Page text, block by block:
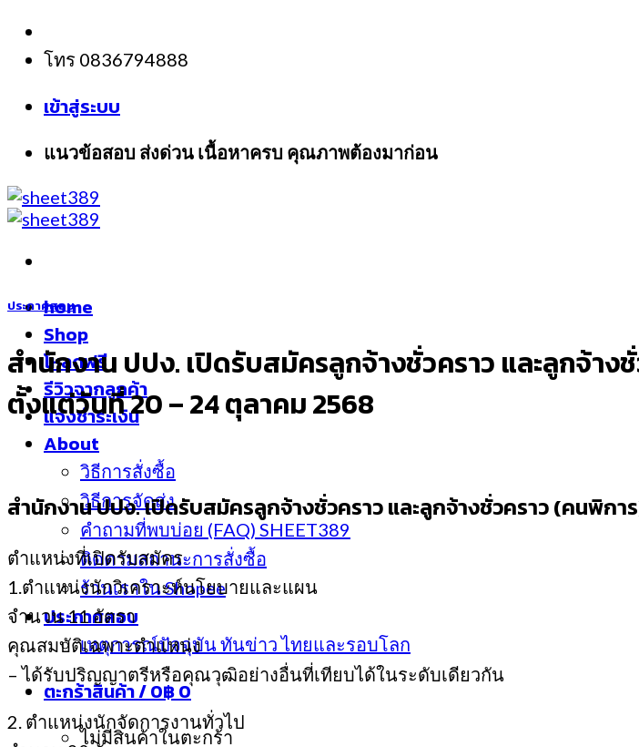
Skip
content
โทร 0836794888
เข้าสู่ระบบ
แนวข้อสอบ ส่งด่วน เนื้อหาครบ คุณภาพต้องมาก่อน
home
Shop
โหลดฟรี
รีวิวจากลูกค้า
แจ้งชำระเงิน
About
วิธีการสั่งซื้อ
วิธีการจัดส่ง
คำถามที่พบบ่อย (FAQ) SHEET389
ติดตามสถานะการสั่งซื้อ
ร้านเราใน Shopee
ประกาศสอบ
เหตุการณ์ปัจจุบัน ทันข่าว ไทยและรอบโลก
ตะกร้าสินค้า /0฿0
ไม่มีสินค้าในตะกร้า
ประกาศสอบ
สำนักงาน ปปง. เปิดรับสมัครลูกจ้างชั่วคราว และลูกจ้า
ตั้งแต่วันที่ 20 – 24 ตุลาคม 2568
สำนักงาน ปปง. เปิดรับสมัครลูกจ้างชั่วคราว และลูกจ้างชั่วคราว (คนพิก
ตำแหน่งที่เปิดรับสมัคร
1.ตําแหน่งนักวิเคราะห์นโยบายและแผน
จํานวน 11 อัตรา
คุณสมบัติเฉพาะตําแหน่ง
– ได้รับปริญญาตรีหรือคุณวุฒิอย่างอื่นที่เทียบได้ในระดับเดียวกัน
2. ตําแหน่งนักจัดการงานทั่วไป